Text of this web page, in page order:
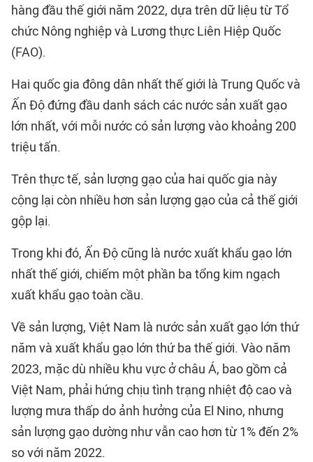
hàng đầu thế giới năm 2022, dựa trên dữ liệu từ Tổ
chức Nông nghiệp và Lương thực Liên Hiệp Quốc
(FAO).
Hai quốc gia đông dân nhất thế giới là Trung Quốc và
Ấn Độ đứng đầu danh sách các nước sản xuất gạo
lớn nhất, với mỗi nước có sản lượng vào khoảng 200
triệu tấn.
Trên thực tế, sản lượng gạo của hai quốc gia này
cộng lại còn nhiều hơn sản lượng gạo của cả thế giới
gộp lại.
Trong khi đó, Ấn Độ cũng là nước xuất khẩu gạo lớn
nhất thế giới, chiếm một phần ba tổng kim ngạch
xuất khẩu gạo toàn cầu.
Về sản lượng, Việt Nam là nước sản xuất gạo lớn thứ
năm và xuất khẩu gạo lớn thứ ba thế giới. Vào năm
2023, mặc dù nhiều khu vực ở châu Á, bao gồm cả
Việt Nam, phải hứng chịu tình trạng nhiệt độ cao và
lượng mưa thấp do ảnh hưởng của El Nino, nhưng
sản lượng gạo dường như vẫn cao hơn từ 1% đến 2%
so với năm 2022.